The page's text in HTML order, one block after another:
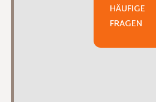
HÄUFIGE
FRAGEN